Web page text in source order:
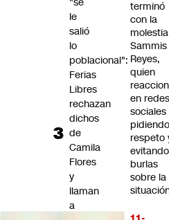
terminó
con la
Sammis
Reyes,
quien
en redes
sociales
pidiendo
respeto
evitando
burlas
sobre la
le
salió
lo
poblacional":
Ferias
Libres
rechazan
dichos
de
Camila
Flores
y
llaman
a